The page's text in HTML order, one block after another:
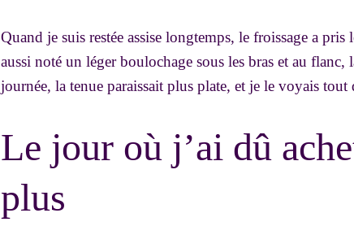
Quand je suis restée assise longtemps, le froissage a
aussi noté un léger boulochage sous les bras et au
journée, la tenue paraissait plus plate, et je le voyais tout
Le jour où j’ai dû
plus